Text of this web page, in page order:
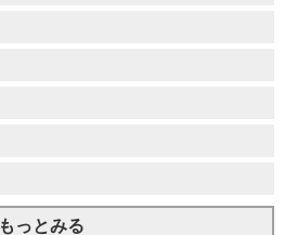
もっとみる